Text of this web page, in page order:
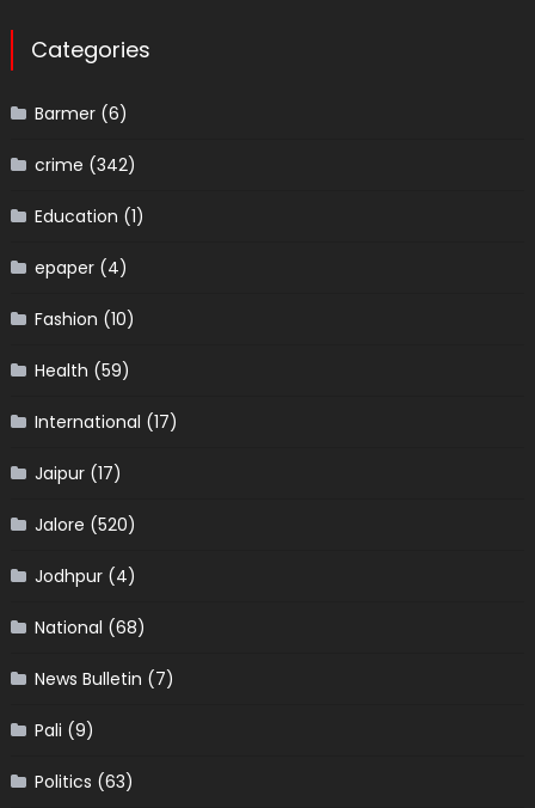
Categories
Barmer(6)
crime (342)
Education (1)
epaper(4)
Fashion (10)
Health (59)
International (17)
Jaipur(17)
Jalore (520)
Jodhpur(4)
National (68)
News Bulletin (7)
Pali (9)
Politics (63)